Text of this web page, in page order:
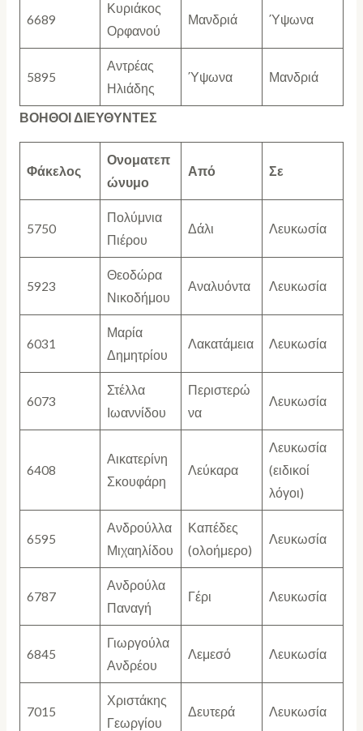
6689
Κυριάκος
Ορφανού
Μανδριά Ύψωνα
5895
Αντρέας
Ηλιάδης
Ύψωνα Μανδριά
ΒΟΗΘΟΙ ΔΙΕΥΘΥΝΤΕΣ
Φάκελος
Ονοματεπ
ώνυμο
Από Σε
5750
Πολύμνια
Πιέρου
Δάλι Λευκωσία
5923
Θεοδώρα
Νικοδήμου
Αναλυόντα Λευκωσία
6031
Μαρία
Δημητρίου
Λακατάμεια Λευκωσία
6073
Στέλλα
Ιωαννίδου
Περιστερώ
να
Λευκωσία
6408
Αικατερίνη
Σκουφάρη
Λεύκαρα
Λευκωσία
(ειδικοί
λόγοι)
6595
Ανδρούλλα
Μιχαηλίδου
Καπέδες
(ολοήμερο)
Λευκωσία
6787
Ανδρούλα
Παναγή
Γέρι Λευκωσία
6845
Γιωργούλα
Ανδρέου
Λεμεσό Λευκωσία
7015
Χριστάκης
Γεωργίου
Δευτερά Λευκωσία